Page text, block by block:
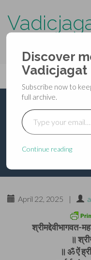
Primary
Menu
content
Vadicjagat
पंचम
April 22, 2025 |
श्रीमद्देवीभागवत-
॥
॥ ॐ ऐं
Discover
Vadicjagat
Subscribe now to
full archive.
Type your email…
Continue reading